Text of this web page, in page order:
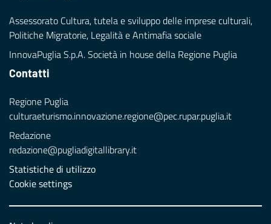
Assessorato Cultura, tutela e sviluppo delle imprese culturali,
Politiche Migratorie, Legalità e Antimafia sociale
InnovaPuglia S.p.A. Società in house della Regione Puglia
Contatti
Regione Puglia
culturaeturismo.innovazione.regione@pec.rupar.puglia.it
Redazione
redazione@pugliadigitallibrary.it
Statistiche di utilizzo
Cookie settings